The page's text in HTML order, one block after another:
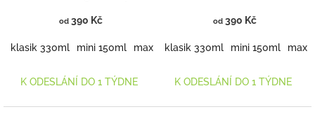
od390 Kč
klasik 330ml mini 150ml maxi 460ml
K ODESLÁNÍ DO 1 TÝDNE
od390 Kč
klasik 330ml mini 150ml maxi
K ODESLÁNÍ DO 1 TÝDNE